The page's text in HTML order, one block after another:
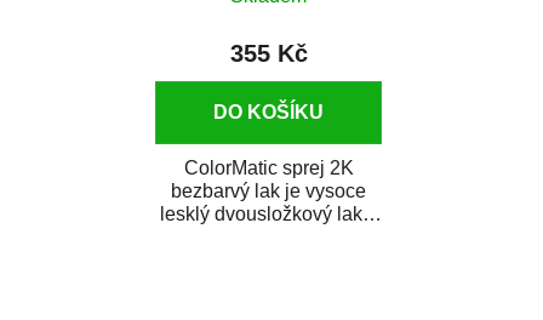
355 Kč
DO KOŠÍKU
ColorMatic sprej 2K
bezbarvý lak je vysoce
lesklý dvousložkový lak s